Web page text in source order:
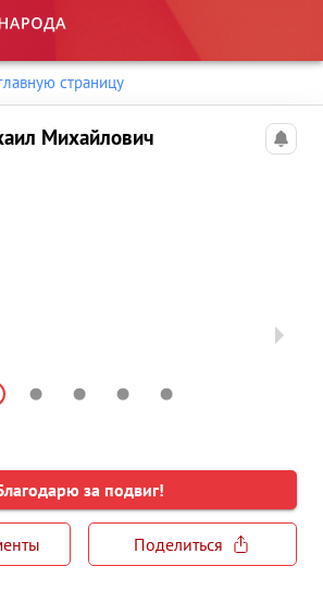
страницу
Михайлович
за подвиг!
Поделиться